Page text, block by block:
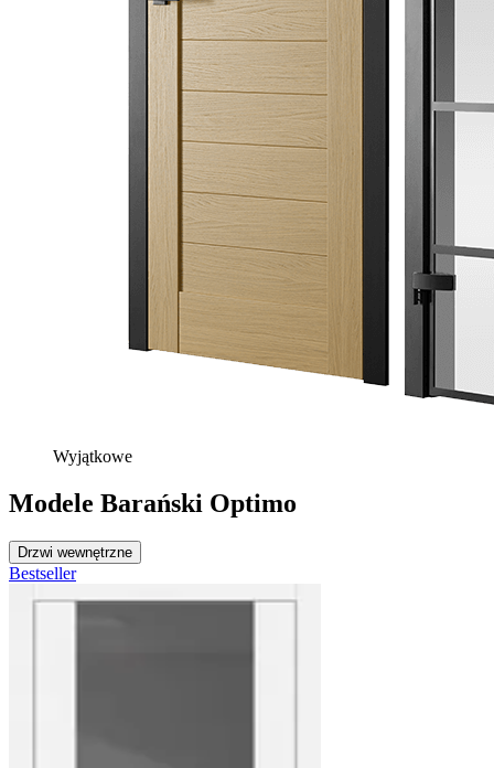
Wyjątkowe
Modele Barański Optimo
Drzwi wewnętrzne
Bestseller